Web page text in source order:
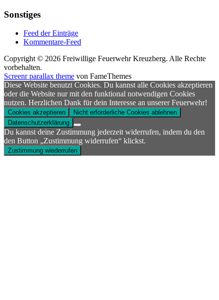
Sonstiges
Feed der Einträge
Kommentare-Feed
Copyright © 2026 Freiwillige Feuerwehr Kreuzberg. Alle Rechte
vorbehalten.
Screenr parallax theme von FameThemes
Diese Website benutzt Cookies. Du kannst alle Cookies akzeptieren
oder die Website nur mit den funktional notwendigen Cookies
nutzen. Herzlichen Dank für dein Interesse an unserer Feuerwehr!
Cookies akzeptieren
Nicht erforderliche Cookies ablehnen
Datenschutzerklärung
Du kannst deine Zustimmung jederzeit widerrufen, indem du den
den Button „Zustimmung widerrufen“ klickst.
Zustimmung wiederrufen